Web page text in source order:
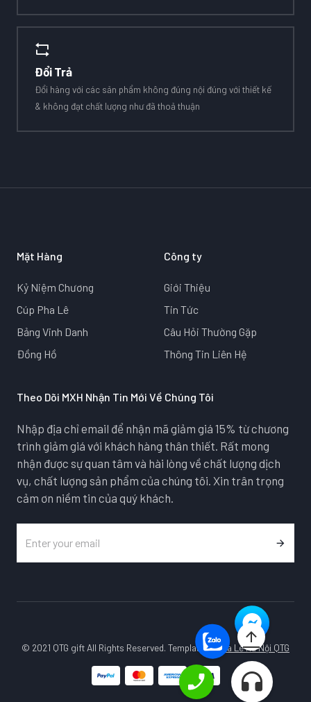
Đổi Trả
Đổi hàng với các sản phẩm không đúng nội đúng với thiết kế
& không đạt chất lượng như đã thoả thuận
Mặt Hàng
Kỷ Niệm Chương
Cúp Pha Lê
Bảng Vinh Danh
Đồng Hồ
Công ty
Giới Thiệu
Tin Tức
Câu Hỏi Thường Gặp
Thông Tin Liên Hệ
Theo Dõi MXH Nhận Tin Mới Về Chúng Tôi
Nhập địa chỉ email để nhận mã giảm giá 15% từ chương
trình giảm giá với khách hàng thân thiết. Rất mong
nhận được sự quan tâm và hài lòng về chất lượng dịch
vụ, chất lượng sản phẩm của chúng tôi. Xin trân trọng
cảm ơn niềm tin của quý khách.
© 2021 QTG gift All Rights Reserved. Template byPha Lê Hà Nội QTG